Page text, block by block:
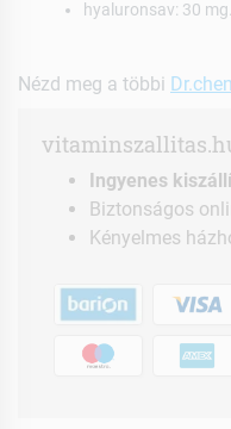
hyaluronsav: 30 mg.
Nézd meg a többi Dr.chen
Ingyenes
Biztonságos
Kényelmes